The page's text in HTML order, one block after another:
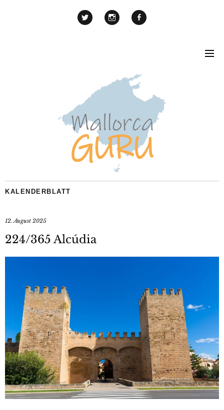
KALENDERBLATT
12. August 2025
224/365 Alcúdia